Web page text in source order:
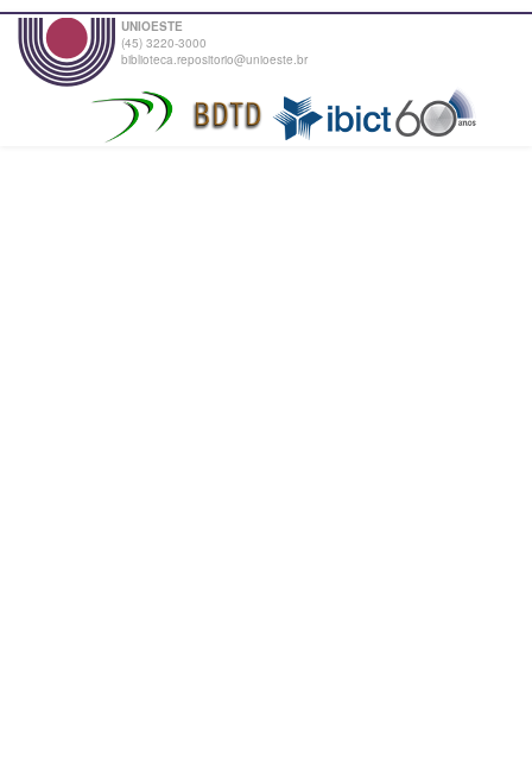
UNIOESTE
(45) 3220-3000
biblioteca.repositorio@unioeste.br